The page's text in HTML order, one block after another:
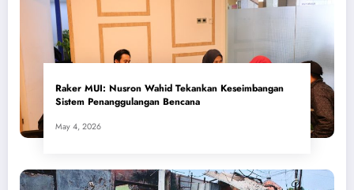
​Raker MUI: Nusron Wahid Tekankan Keseimbangan
Sistem Penanggulangan Bencana
May 4, 2026